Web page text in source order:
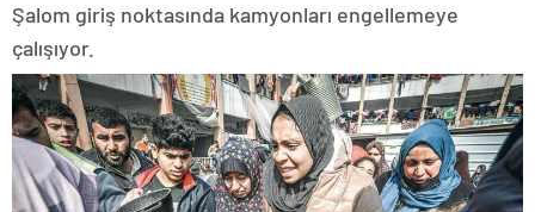
Şalom giriş noktasında kamyonları engellemeye
çalışıyor.